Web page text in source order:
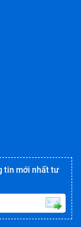
tin mới nhất tư